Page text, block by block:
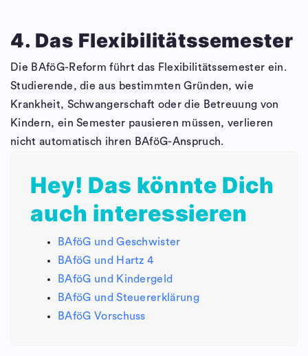
4. Das Flexibilitätssemester
Die BAföG-Reform führt das Flexibilitätssemester ein.
Studierende, die aus bestimmten Gründen, wie
Krankheit, Schwangerschaft oder die Betreuung von
Kindern, ein Semester pausieren müssen, verlieren
nicht automatisch ihren BAföG-Anspruch.
Hey! Das könnte Dich
auch interessieren
BAföG und Geschwister
BAföG und Hartz 4
BAföG und Kindergeld
BAföG und Steuererklärung
BAföG Vorschuss